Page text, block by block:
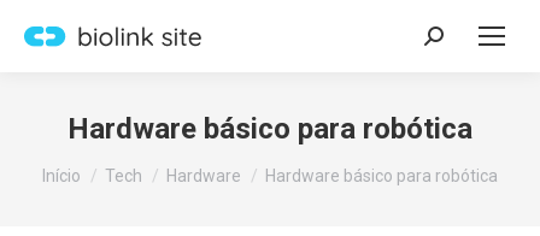
Search:
Hardware básico para robótica
Você está aqui:
Início Tech Hardware Hardware básico para robótica